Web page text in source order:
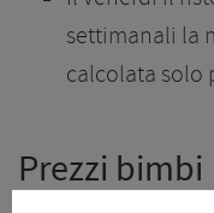
settimanali la
calcolata solo
Prezzi bimbi